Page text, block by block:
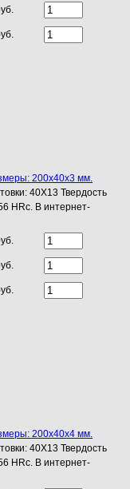
200х40х3 мм.
40Х13 Твердость
HRc. В интернет-
200х40х4 мм.
40Х13 Твердость
HRc. В интернет-